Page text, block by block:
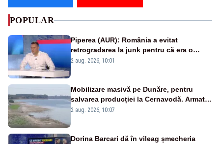
POPULAR
Piperea (AUR): România a evitat
retrogradarea la junk pentru că era o
catastrofă pentru bănci și fondurile de
2 aug. 2026, 10:01
Mobilizare masivă pe Dunăre, pentru
salvarea producției la Cernavodă. Armata
va detona o stâncă și va devia apa
2 aug. 2026, 10:07
Dorina Barcari dă în vileag șmecheria